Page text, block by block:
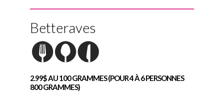
Betteraves
2.99$ AU 100 GRAMMES (POUR 4 À 6 PERSONNES
800 GRAMMES)